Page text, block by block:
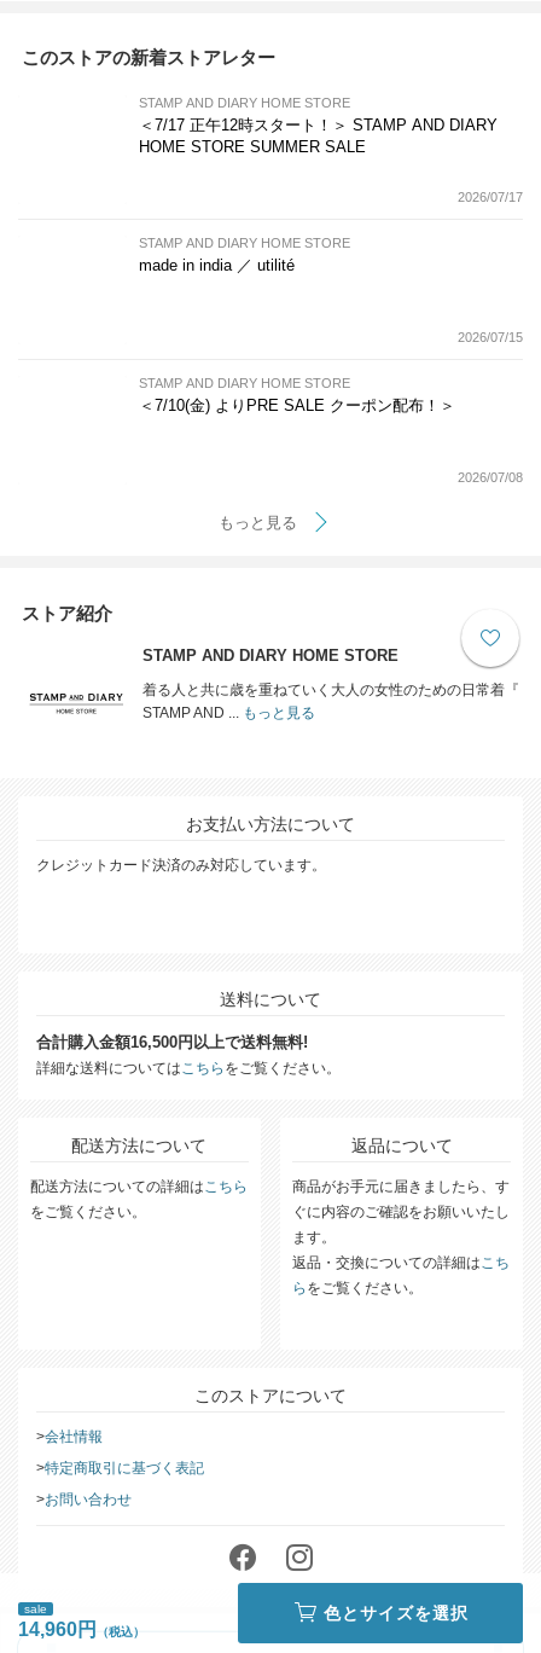
このストアの新着ストアレター
STAMP AND DIARY HOME STORE
＜7/17 正午12時スタート！＞ STAMP AND DIARY
HOME STORE SUMMER SALE
2026/07/17
STAMP AND DIARY HOME STORE
made in india ／ utilité
2026/07/15
STAMP AND DIARY HOME STORE
＜7/10(金) よりPRE SALE クーポン配布！＞
2026/07/08
もっと見る
ストア紹介
STAMP AND DIARY HOME STORE
着る人と共に歳を重ねていく大人の女性のための日常着『
STAMP AND ...もっと見る
お支払い方法について
クレジットカード決済のみ対応しています。
送料について
合計購入金額16,500円以上で送料無料!
詳細な送料についてはこちら をご覧ください。
配送方法について
配送方法についての詳細はこちら
をご覧ください。
返品について
商品がお手元に届きましたら、す
ぐに内容のご確認をお願いいたし
ます。
返品・交換についての詳細はこち
ら をご覧ください。
このストアについて
会社情報
特定商取引に基づく表記
お問い合わせ
sale
14,960円
色とサイズを選択